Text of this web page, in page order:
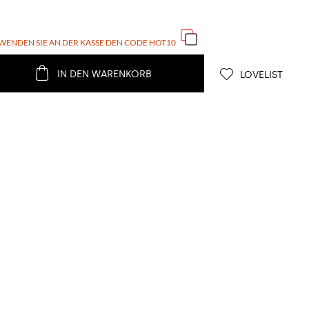
SIE AN DER KASSE DEN CODE HOT10
IN DEN WARENKORB LOVELIST